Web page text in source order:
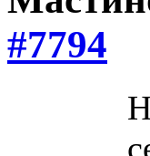
#7794